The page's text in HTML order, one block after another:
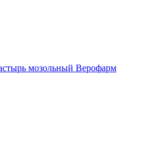
мозольный Верофарм